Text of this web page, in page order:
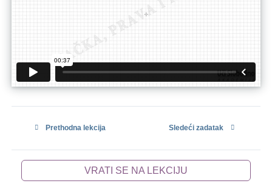
Prethodna lekcija Sledeći zadatak
VRATI SE NA LEKCIJU